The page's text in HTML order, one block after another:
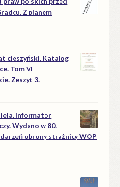
Z planem
cieszyński. Katalog
Tom VI
Zeszyt 3.
Informator
Wydano w 80.
obrony strażnicy WOP